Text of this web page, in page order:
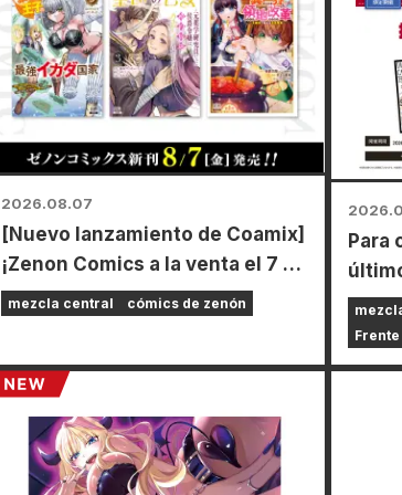
2026.08.07
[Nuevo lanzamiento de Coamix]
¡Zenon Comics a la venta el 7 de
agosto (viernes)!
mezcla central cómics de zenón
Para
de